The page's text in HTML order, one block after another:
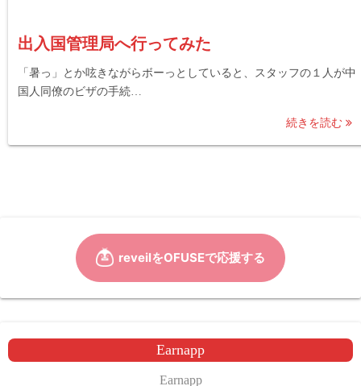
出入国管理局へ行ってみた
「暑っ」とか呟きながらボーっとしていると、スタッフの１人が中
国人同僚のビザの手続…
続きを読む
Earnapp
Earnapp